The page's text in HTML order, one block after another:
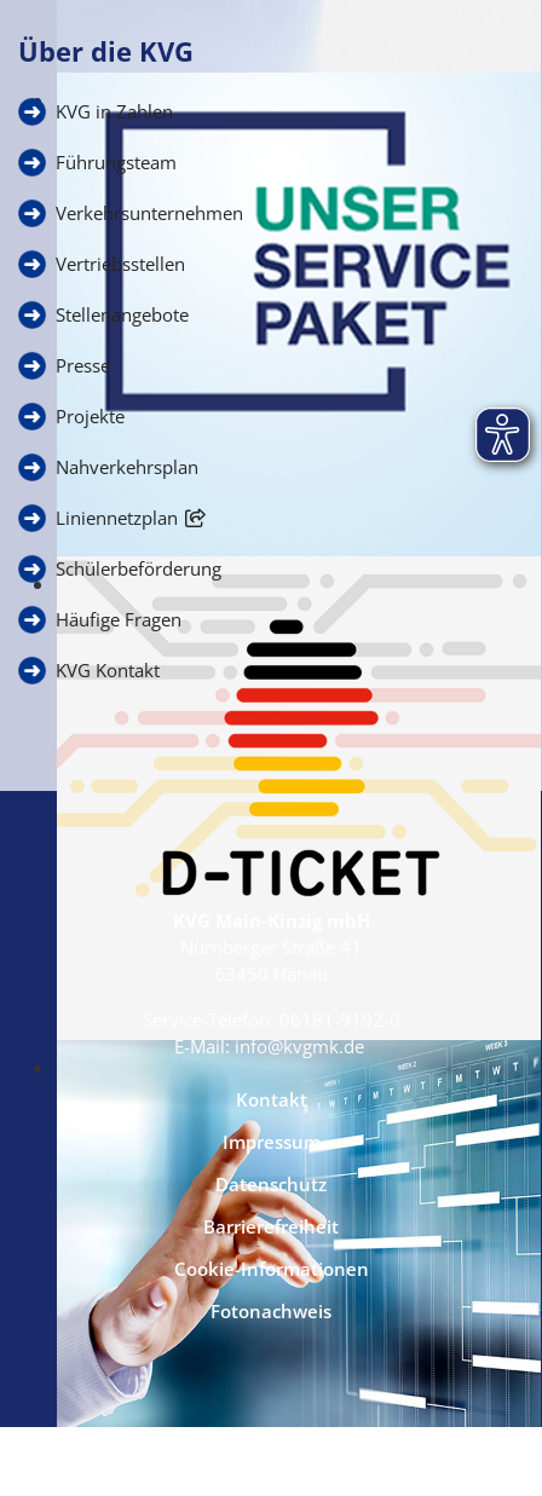
Häufige Fragen
zur Schülerbeförderung
Ihre Anfragen, Anregungen & Kritik
Das Deutschlandticket
Alle Infos!
Über die KVG
KVG in Zahlen
Führungsteam
Verkehrsunternehmen
Vertriebsstellen
Stellenangebote
Presse
Projekte
Nahverkehrsplan
Liniennetzplan
Schülerbeförderung
Häufige Fragen
KVG Kontakt
E-Mail:info@kvgmk.de
Kontakt
Impressum
Datenschutz
Barrierefreiheit
Cookie-Informationen
Fotonachweis